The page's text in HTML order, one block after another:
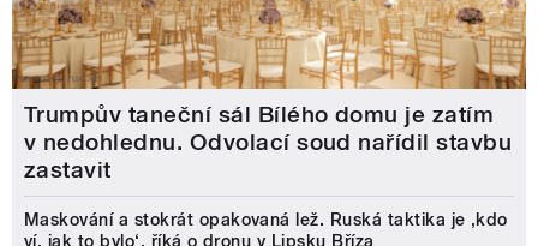
Trumpův taneční sál Bílého domu je zatím
v nedohlednu. Odvolací soud nařídil stavbu
zastavit
Maskování a stokrát opakovaná lež. Ruská taktika je ‚kdo
ví, jak to bylo‘, říká o dronu v Lipsku Bříza